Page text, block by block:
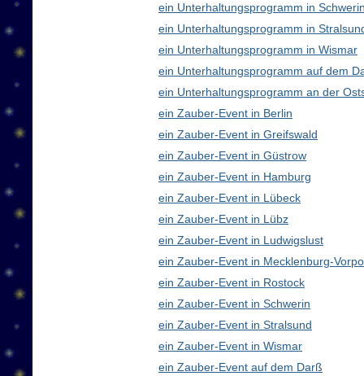
ein Unterhaltungsprogramm in
ein Unterhaltungsprogramm in
ein Unterhaltungsprogramm in Wismar
ein Unterhaltungsprogramm auf dem
ein Unterhaltungsprogramm an der
ein Zauber-Event in Berlin
ein Zauber-Event in Greifswald
ein Zauber-Event in Güstrow
ein Zauber-Event in Hamburg
ein Zauber-Event in Lübeck
ein Zauber-Event in Lübz
ein Zauber-Event in Ludwigslust
ein Zauber-Event in Mecklenburg-
ein Zauber-Event in Rostock
ein Zauber-Event in Schwerin
ein Zauber-Event in Stralsund
ein Zauber-Event in Wismar
ein Zauber-Event auf dem Darß